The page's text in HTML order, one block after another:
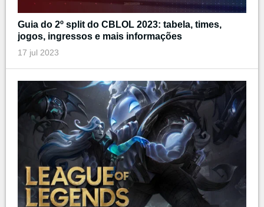
Guia do 2º split do CBLOL 2023: tabela, times,
jogos, ingressos e mais informações
17 jul 2023